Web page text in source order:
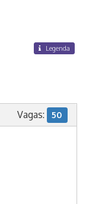
Legenda
Vagas: 50